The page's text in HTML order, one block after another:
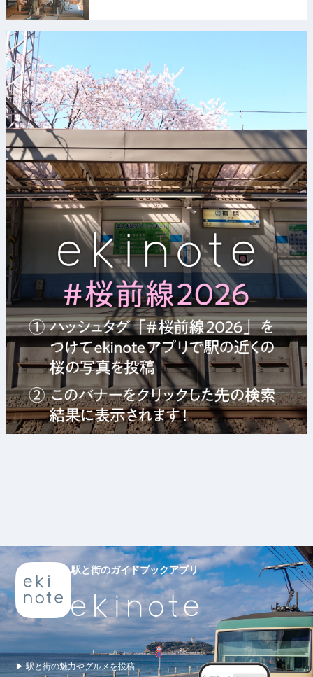
駅と街のガイドブックアプリ
▶ 駅と街の魅力やグルメを投稿